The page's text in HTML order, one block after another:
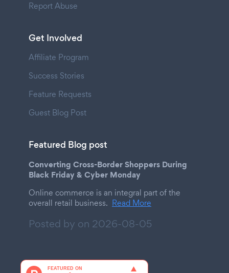
Report Abuse
Get Involved
Affiliate Program
Success Stories
Feature Requests
Guest Blog Post
Featured Blog post
Converting Cross-Border Shoppers During
Black Friday & Cyber Monday
Online commerce is an integral part of the
overall retail business. Read More
Posted by on 2026-08-05